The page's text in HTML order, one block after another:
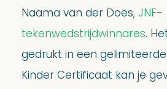
Naama van der Does, JNF-
tekenwedstrijdwinnares.
gedrukt in een
Kinder Certificaat kan je